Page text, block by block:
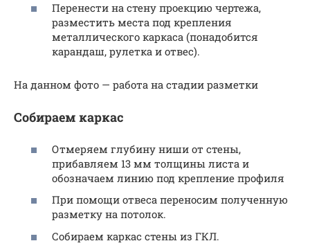
Перенести на стену проекцию чертежа,
разместить места под крепления
металлического каркаса (понадобится
карандаш, рулетка и отвес).
На данном фото — работа на стадии разметки
Собираем каркас
Отмеряем глубину ниши от стены,
прибавляем 13 мм толщины листа и
обозначаем линию под крепление профиля
При помощи отвеса переносим полученную
разметку на потолок.
Собираем каркас стены из ГКЛ.